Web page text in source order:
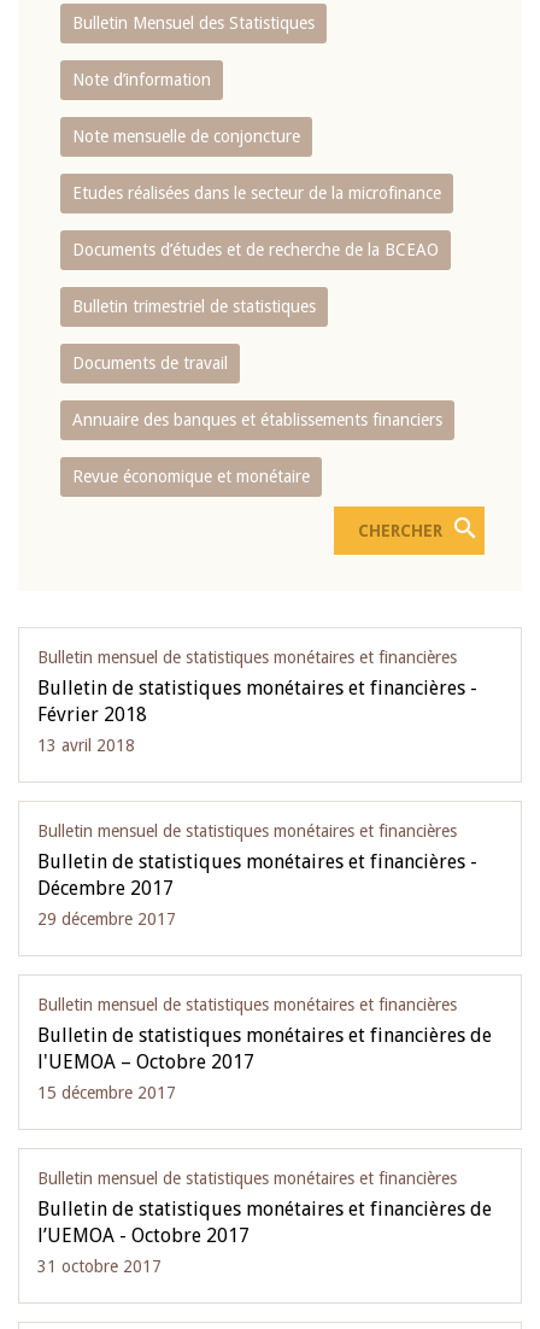
Bulletin Mensuel des Statistiques
Note d’information
Note mensuelle de conjoncture
Etudes réalisées dans le secteur de la microfinance
Documents d’études et de recherche de la BCEAO
Bulletin trimestriel de statistiques
Documents de travail
Annuaire des banques et établissements financiers
Revue économique et monétaire
Bulletin mensuel de statistiques monétaires et financières
Bulletin de statistiques monétaires et financières -
Février 2018
13 avril 2018
Bulletin mensuel de statistiques monétaires et financières
Bulletin de statistiques monétaires et financières -
Décembre 2017
29 décembre 2017
Bulletin mensuel de statistiques monétaires et financières
Bulletin de statistiques monétaires et financières de
l'UEMOA – Octobre 2017
15 décembre 2017
Bulletin mensuel de statistiques monétaires et financières
Bulletin de statistiques monétaires et financières de
l’UEMOA - Octobre 2017
31 octobre 2017